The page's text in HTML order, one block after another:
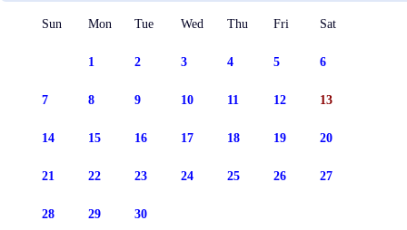
Sun Mon Tue Wed Thu Fri Sat
1 2 3 4 5 6
7 8 9 10 11 12 13
14 15 16 17 18 19 20
21 22 23 24 25 26 27
28 29 30